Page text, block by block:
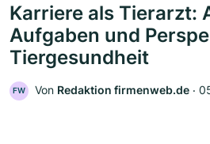
Karriere als Tierarzt:
Aufgaben und
Tiergesundheit
FW Von Redaktion firmenweb.de ‧